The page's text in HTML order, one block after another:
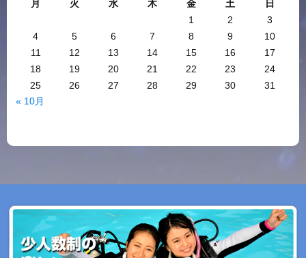
月
火 水 木 金 土
日
1
2
3
4
5 6 7 8 9
10
11
12 13 14 15 16
17
18
19 20 21 22 23
24
25
26 27 28 29 30
31
« 10月